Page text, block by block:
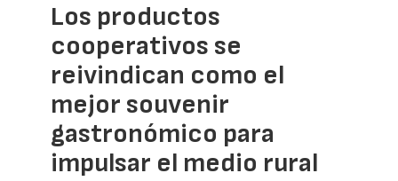
Los productos
cooperativos se
reivindican como el
mejor souvenir
gastronómico para
impulsar el medio rural